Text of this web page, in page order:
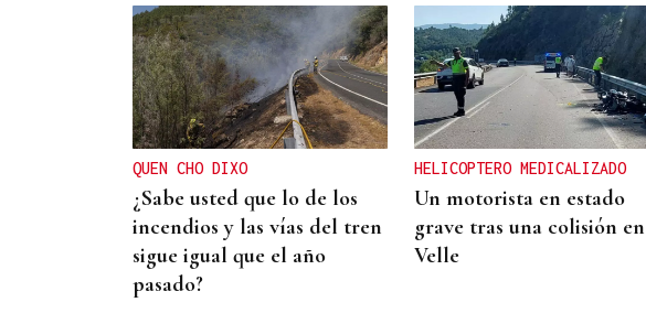
QUEN CHO DIXO
¿Sabe usted que lo de los
incendios y las vías del tren
sigue igual que el año
pasado?
HELICOPTERO MEDICALIZADO
Un motorista en estado
grave tras una colisión en
Velle